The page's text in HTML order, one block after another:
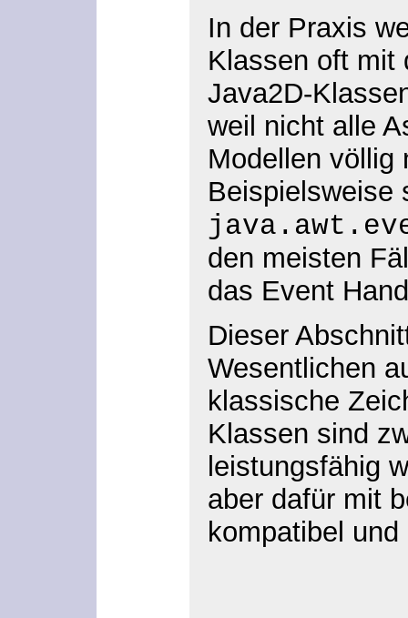
In der Praxis
Klassen oft mit
Java2D-
weil nicht alle
Modellen völlig
Beispielsweise
den meisten
das Event
Dieser
Wesentlichen
klassische
Klassen sind
leistungsfähig
aber dafür mit
kompatibel